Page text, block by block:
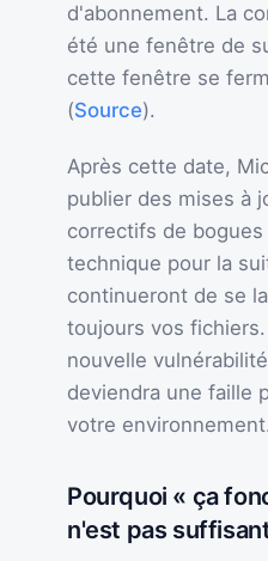
d'abonnement. La
été une fenêtre de
cette fenêtre se
(Source).
Après cette date,
publier des mises à
correctifs de
technique pour la
continueront de se
toujours vos
nouvelle
deviendra une faille
votre
Pourquoi « ça
n'est pas